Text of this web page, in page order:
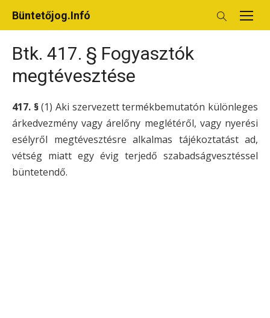
Büntetőjog.Infó
Btk. 417. § Fogyasztók
megtévesztése
417. §(1) Aki szervezett termékbemutatón különleges
árkedvezmény vagy árelőny meglétéről, vagy nyerési
esélyről megtévesztésre alkalmas tájékoztatást ad,
vétség miatt egy évig terjedő szabadságvesztéssel
büntetendő.